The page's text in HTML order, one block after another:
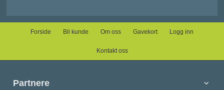
Forside Bli kunde Om oss Gavekort Logg inn
Kontakt oss
Partnere